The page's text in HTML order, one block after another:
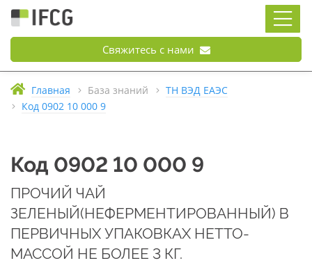
Свяжитесь с нами
Главная База знаний
ТН ВЭД ЕАЭС
Код 0902 10 000 9
Код 0902 10 000 9
ПРОЧИЙ ЧАЙ
ЗЕЛЕНЫЙ(НЕФЕРМЕНТИРОВАННЫЙ) В
ПЕРВИЧНЫХ УПАКОВКАХ НЕТТО-
МАССОЙ НЕ БОЛЕЕ 3 КГ.